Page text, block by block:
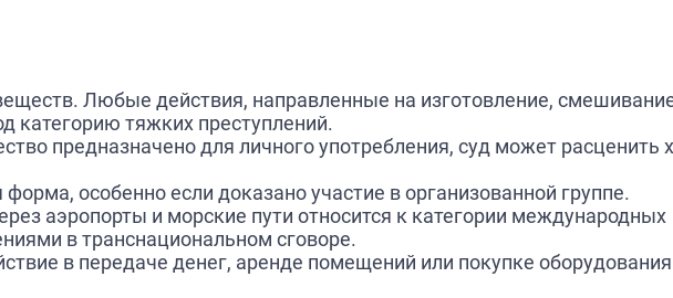
Любые действия, направленные на изготовление,
категорию тяжких преступлений.
предназначено для личного употребления, суд может расценить
особенно если доказано участие в организованной группе.
аэропорты и морские пути относится к категории международных
в транснациональном сговоре.
в передаче денег, аренде помещений или покупке